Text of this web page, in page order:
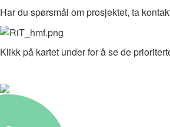
Har du spørsmål om prosjektet, ta
Klikk på kartet under for å se de